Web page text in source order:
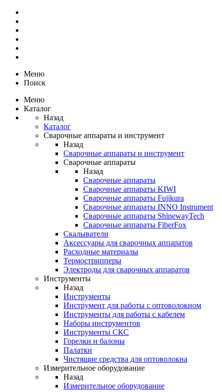
Меню
Поиск
Меню
Каталог
Назад
Каталог
Сварочные аппараты и инструмент
Назад
Сварочные аппараты и инструмент
Сварочные аппараты
Назад
Сварочные аппараты
Сварочные аппараты KIWI
Сварочные аппараты Fujikura
Сварочные аппараты INNO Instrument
Сварочные аппараты ShinewayTech
Cварочные аппараты FiberFox
Скалыватели
Аксессуары для сварочных аппаратов
Расходные материалы
Термострипперы
Электроды для сварочных аппаратов
Инструменты
Назад
Инструменты
Инструмент для работы с оптоволокном
Инструменты для работы с кабелем
Наборы инструментов
Инструменты СКС
Горелки и балоны
Палатки
Чистящие средства для оптоволокна
Измерительное оборудование
Назад
Измерительное оборудование